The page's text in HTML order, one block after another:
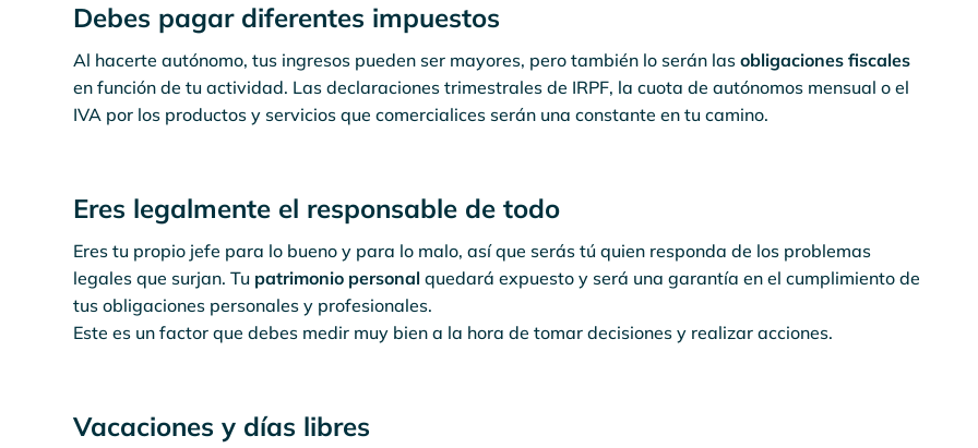
Debes pagar diferentes impuestos
Al hacerte autónomo, tus ingresos pueden ser mayores, pero también lo serán lasobligaciones fiscales
en función de tu actividad. Las declaraciones trimestrales de IRPF, la cuota de autónomos mensual o el
IVA por los productos y servicios que comercialices serán una constante en tu camino.
Eres legalmente el responsable de todo
Eres tu propio jefe para lo bueno y para lo malo, así que serás tú quien responda de los problemas
legales que surjan. Tu patrimonio personal quedará expuesto y será una garantía en el cumplimiento de
tus obligaciones personales y profesionales.
Este es un factor que debes medir muy bien a la hora de tomar decisiones y realizar acciones.
Vacaciones y días libres